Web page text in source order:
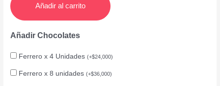
Añadir al carrito
Añadir Chocolates
Ferrero x 4 Unidades(+$24,000)
Ferrero x 8 unidades(+$36,000)